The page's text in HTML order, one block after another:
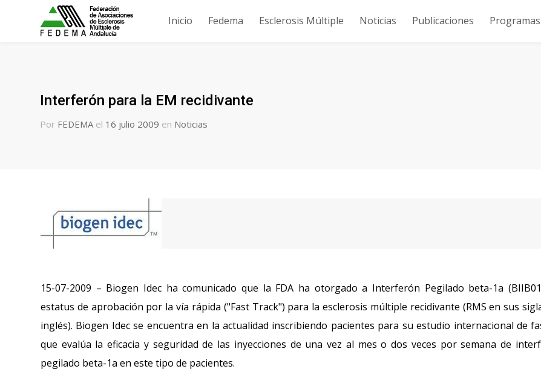
Inicio Fedema Esclerosis Múltiple Noticias Publicaciones
Interferón para la EM recidivante
Por FEDEMA el 16 julio 2009 en Noticias
15-07-2009 – Biogen Idec ha comunicado que la FDA ha otorgado a Interferón Pegilado beta-1a
estatus de aprobación por la vía rápida ("Fast Track") para la esclerosis múltiple recidivante (RMS en sus
inglés). Biogen Idec se encuentra en la actualidad inscribiendo pacientes para su estudio internacional de
que evalúa la eficacia y seguridad de las inyecciones de una vez al mes o dos veces por semana de
pegilado beta-1a en este tipo de pacientes.